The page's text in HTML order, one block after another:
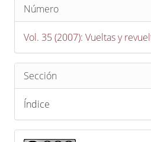
Número
Vol. 35 (2007): Vueltas y
Sección
Índice